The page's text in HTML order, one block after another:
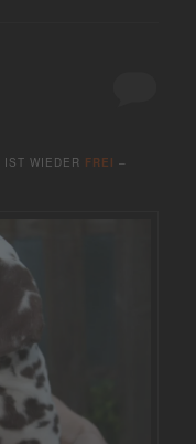
IST WIEDER FREI–